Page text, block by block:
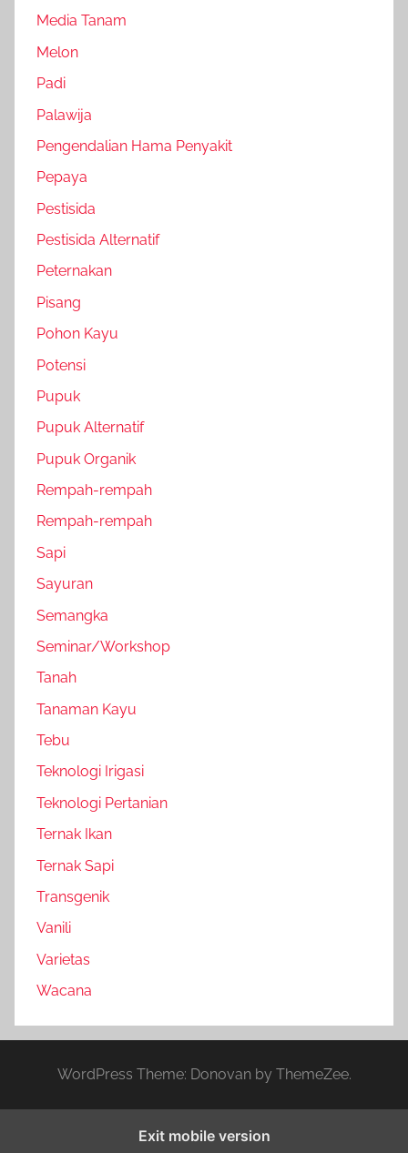
Media Tanam
Melon
Padi
Palawija
Pengendalian Hama Penyakit
Pepaya
Pestisida
Pestisida Alternatif
Peternakan
Pisang
Pohon Kayu
Potensi
Pupuk
Pupuk Alternatif
Pupuk Organik
Rempah-rempah
Rempah-rempah
Sapi
Sayuran
Semangka
Seminar/Workshop
Tanah
Tanaman Kayu
Tebu
Teknologi Irigasi
Teknologi Pertanian
Ternak Ikan
Ternak Sapi
Transgenik
Vanili
Varietas
Wacana
WordPress Theme: Donovan by ThemeZee.
Exit mobile version